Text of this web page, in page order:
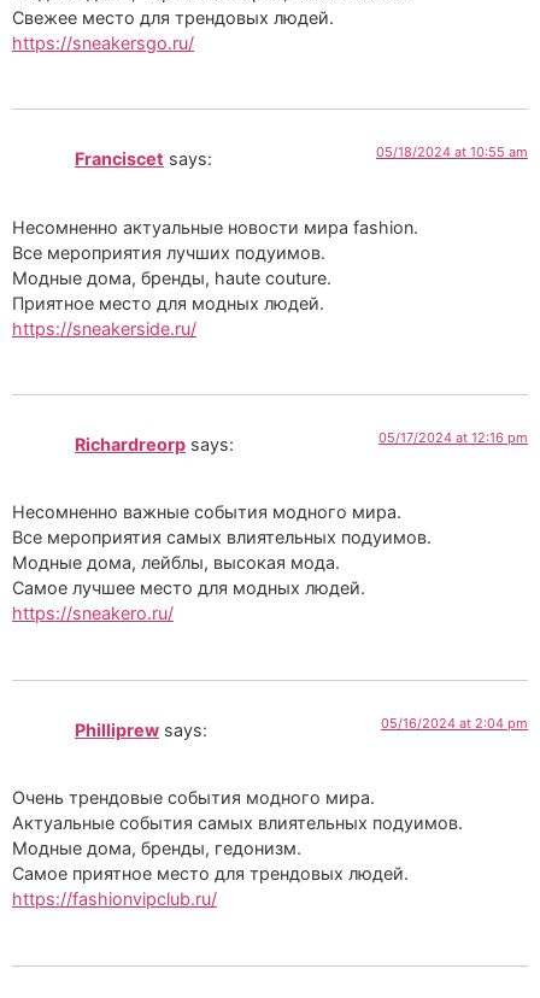
Свежее место для трендовых людей.
https://sneakersgo.ru/
Franciscet says: 05/18/2024 at 10:55 am
Несомненно актуальные новости мира fashion.
Все мероприятия лучших подуимов.
Модные дома, бренды, haute couture.
Приятное место для модных людей.
https://sneakerside.ru/
Richardreorp says: 05/17/2024 at 12:16 pm
Несомненно важные события модного мира.
Все мероприятия самых влиятельных подуимов.
Модные дома, лейблы, высокая мода.
Самое лучшее место для модных людей.
https://sneakero.ru/
Philliprew says: 05/16/2024 at 2:04 pm
Очень трендовые события модного мира.
Актуальные события самых влиятельных подуимов.
Модные дома, бренды, гедонизм.
Самое приятное место для трендовых людей.
https://fashionvipclub.ru/